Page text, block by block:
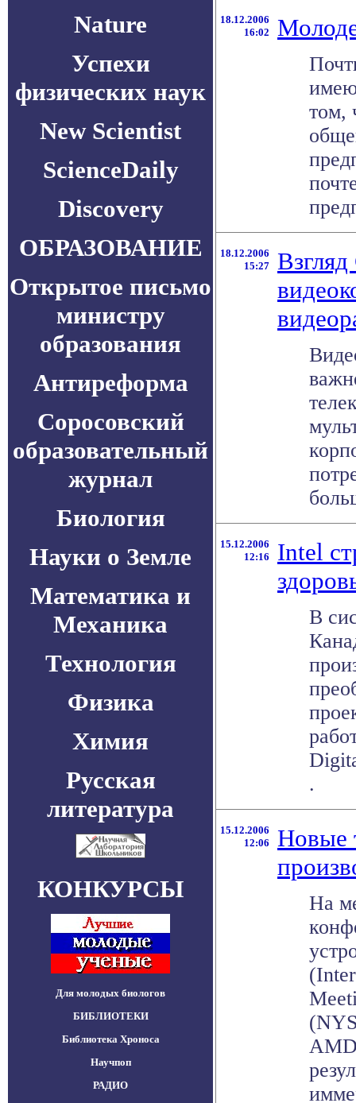
Nature
Успехи
физических наук
New Scientist
ScienceDaily
Discovery
ОБРАЗОВАНИЕ
Открытое письмо
министру
образования
Антиреформа
Соросовский
образовательный
журнал
Биология
Науки о Земле
Математика и
Механика
Технология
Физика
Химия
Русская
литература
КОНКУРСЫ
Для молодых биологов
БИБЛИОТЕКИ
Библиотека Хроноса
Научпоп
РАДИО
18.12.2006
16:02
том,
18.12.2006
15:27
15.12.2006
12:16
Intel
В
.
15.12.2006
12:06
Новые
На